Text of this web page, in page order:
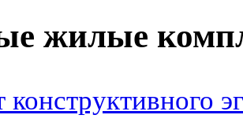
жилые
конструктивного